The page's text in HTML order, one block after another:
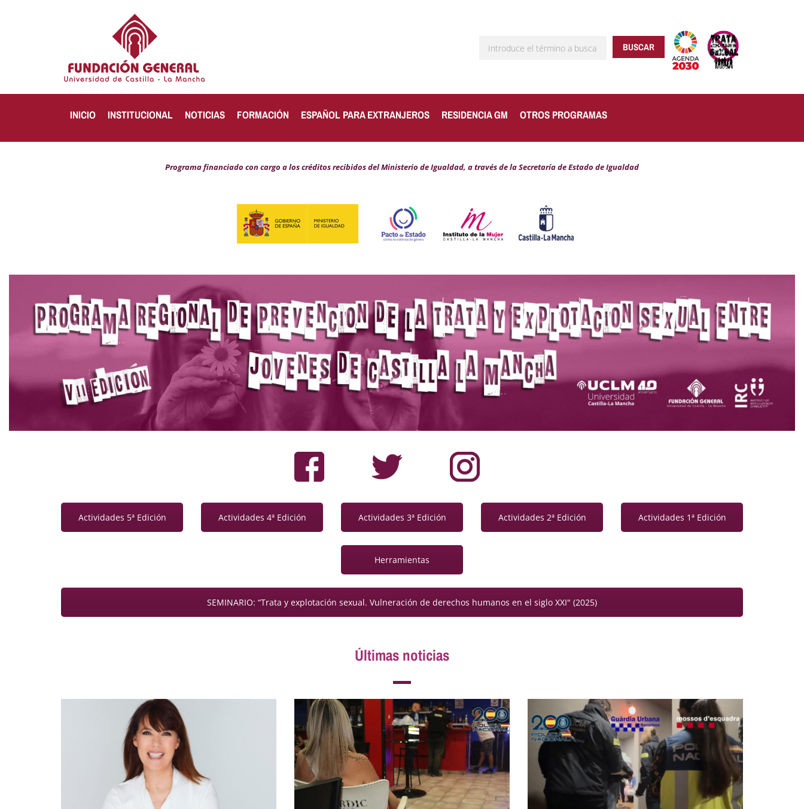
BUSCAR
INICIO INSTITUCIONAL NOTICIAS FORMACIÓN ESPAÑOL PARA EXTRANJEROS RESIDENCIA GM OTROS PROGRAMAS
Programa financiado con cargo a los créditos recibidos del Ministerio de Igualdad, a través de laSecretaría de Estado de Igualdad
Actividades 5ª Edición Actividades 4ª Edición Actividades 3ª Edición Actividades 2ª Edición Actividades 1ª Edición
Herramientas
SEMINARIO: “Trata y explotación sexual. Vulneración de derechos humanos en el siglo XXI" (2025)
Últimas noticias